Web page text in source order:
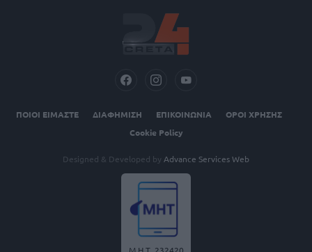
ΠΟΙΟΙ ΕΙΜΑΣΤΕ ΔΙΑΦΗΜΙΣΗ ΕΠΙΚΟΙΝΩΝΙΑ
ΟΡΟΙ ΧΡΗΣΗΣ
Cookie Policy
Designed & Developed by Advance Services Web
Μ.Η.Τ. 232420